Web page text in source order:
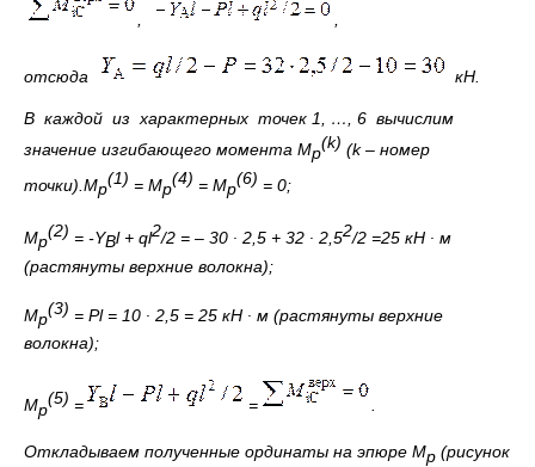
, ,
отсюда кН.
В каждой из характерных точек 1, …, 6 вычислим
значение изгибающего момента Мр
(k) (k– номер
точки). Мр
(1) = Мр
(4) = Мр
(6) = 0;
Мр
(2) = -YВl+ ql2/2 = – 30 ∙ 2,5 + 32 ∙ 2,52/2 =25 кН ∙ м
(растянуты верхние волокна);
Мр
(3) = Рl = 10 ∙ 2,5 = 25 кН ∙ м (растянуты верхние
волокна);
Мр
(5) = = .
Откладываем полученные ординаты на эпюре Мр (рисунок